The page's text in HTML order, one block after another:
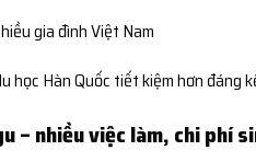
gia đình Việt Nam
học Hàn Quốc tiết kiệm hơn đáng
– nhiều việc làm, chi phí